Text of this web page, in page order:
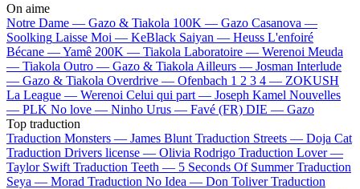
On aime
Notre Dame — Gazo & Tiakola 100K — Gazo Casanova —
Soolking Laisse Moi — KeBlack Saiyan — Heuss L'enfoiré
Bécane —Yamê 200K — Tiakola Laboratoire — Werenoi Meuda
— Tiakola Outro — Gazo & Tiakola Ailleurs — Josman Interlude
— Gazo & Tiakola Overdrive — Ofenbach 1 2 3 4 — ZOKUSH
La League — Werenoi Celui qui part — Joseph Kamel Nouvelles
— PLK No love — Ninho Urus — Favé (FR) DIE — Gazo
Top traduction
Traduction Monsters — James Blunt Traduction Streets — Doja Cat
Traduction Drivers license — Olivia Rodrigo Traduction Lover —
Taylor Swift Traduction Teeth — 5 Seconds Of Summer Traduction
Seya — Morad Traduction No Idea — Don Toliver Traduction